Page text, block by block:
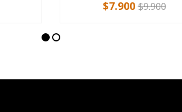
$7.900 $9.900